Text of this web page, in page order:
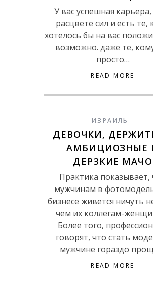
У вас успешная
расцвете сил и есть те,
хотелось бы на вас
возможно. даже те,
просто…
READ MORE
ИЗРАИЛЬ
ДЕВОЧКИ,
АМБИЦИОЗНЫЕ
ДЕРЗКИЕ МАЧО
Практика показывает,
мужчинам в
бизнесе живется ничуть
чем их коллегам-
Более того,
говорят, что стать
мужчине гораздо
READ MORE